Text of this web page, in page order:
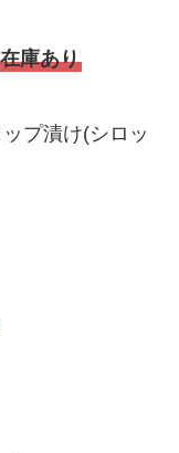
在庫あり
プ漬け(シロッ